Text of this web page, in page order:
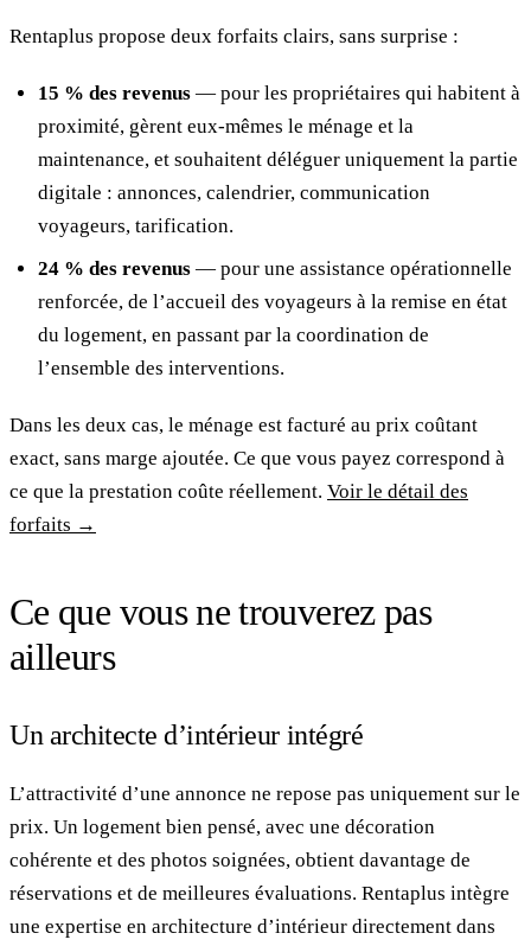
Rentaplus propose deux forfaits clairs, sans surprise :
15 % des revenus — pour les propriétaires qui habitent à
proximité, gèrent eux-mêmes le ménage et la
maintenance, et souhaitent déléguer uniquement la partie
digitale : annonces, calendrier, communication
voyageurs, tarification.
24 % des revenus — pour une assistance opérationnelle
renforcée, de l’accueil des voyageurs à la remise en état
du logement, en passant par la coordination de
l’ensemble des interventions.
Dans les deux cas, le ménage est facturé au prix coûtant
exact, sans marge ajoutée. Ce que vous payez correspond à
ce que la prestation coûte réellement. Voir le détail des
forfaits →
Ce que vous ne trouverez pas
ailleurs
Un architecte d’intérieur intégré
L’attractivité d’une annonce ne repose pas uniquement sur le
prix. Un logement bien pensé, avec une décoration
cohérente et des photos soignées, obtient davantage de
réservations et de meilleures évaluations. Rentaplus intègre
une expertise en architecture d’intérieur directement dans